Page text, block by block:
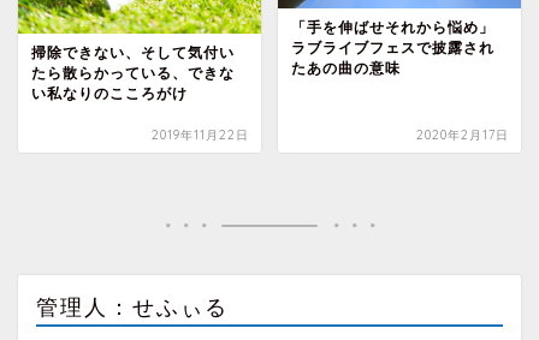
掃除できない、そして気付い
たら散らかっている、できな
い私なりのこころがけ
2019年11月22日
「手を伸ばせそれから悩め」
ラブライブフェスで披露され
たあの曲の意味
2020年2月17日
管理人：せふぃる